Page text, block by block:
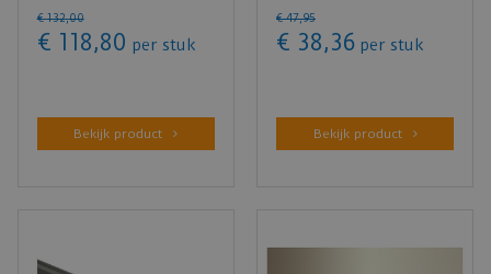
zilv…
€ 132,00
€ 118,80 per stuk
Bekijk product
€ 47,95
€ 38,36 per stuk
Bekijk product